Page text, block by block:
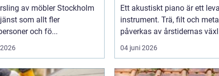
av möbler Stockholm
som allt fler
och fö...
Ett akustiskt piano är ett
instrument. Trä, filt och
påverkas av årstidernas
04 juni 2026